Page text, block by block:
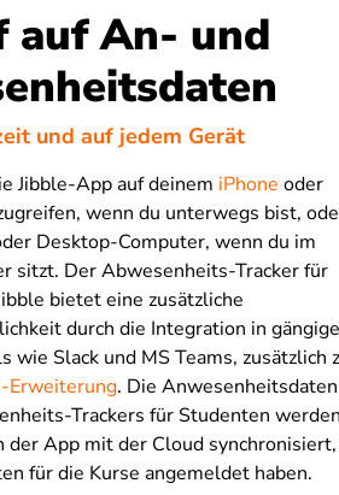
auf An- und
und auf jedem Gerät
Jibble-App auf deinem iPhone oder
wenn du unterwegs bist,
Desktop-Computer, wenn du im
sitzt. Der Abwesenheits-Tracker für
bietet eine zusätzliche
durch die Integration in gängige
wie Slack und MS Teams, zusätzlich
Erweiterung. Die Anwesenheitsdaten
Trackers für Studenten werden
der App mit der Cloud
für die Kurse angemeldet haben.